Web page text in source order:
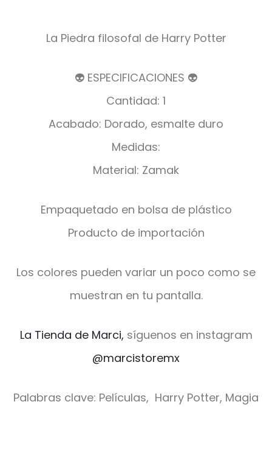
La Piedra filosofal de Harry Potter
👽 ESPECIFICACIONES 👽
Cantidad: 1
Acabado: Dorado, esmalte duro
Medidas:
Material: Zamak
Empaquetado en bolsa de plástico
Producto de importación
Los colores pueden variar un poco como se
muestran en tu pantalla.
La Tienda de Marci, síguenos en instagram
@marcistoremx
Palabras clave: Películas, Harry Potter, Magia